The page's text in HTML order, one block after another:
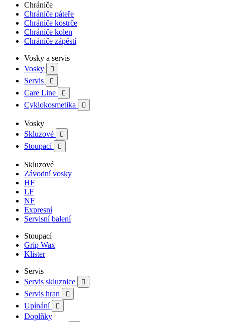
Chrániče
Chrániče páteře
Chrániče kostrče
Chrániče kolen
Chrániče zápěstí
Vosky a servis
Vosky

Servis 
Care Line 
Cyklokosmetika 
Vosky
Skluzové

Stoupací 
Skluzové
Závodní vosky
HF
LF
NF
Expresní
Servisní balení
Stoupací
Grip Wax
Klister
Servis
Servis skluznice

Servis hran 
Upínání 
Doplňky